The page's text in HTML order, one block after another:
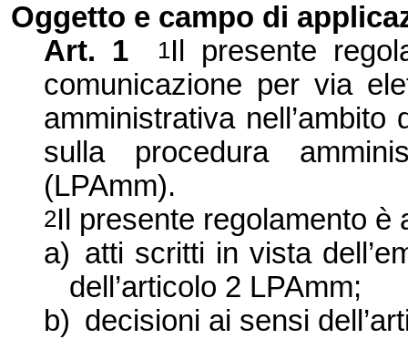
Oggetto e campo di
Art. 1
1Il presente
comunicazione per via
amministrativa
sulla procedura
(LPAmm).
2Il presente regolamento è
a) atti scritti in vista
dell’articolo 2 LPAmm;
b) decisioni ai sensi